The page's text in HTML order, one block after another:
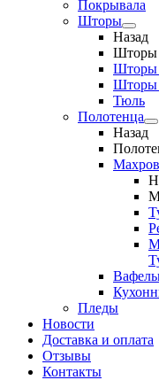
Покрывала
Шторы
Назад
Шторы
Шторы
Шторы
Тюль
Полотенца
Назад
Пледы
Новости
Доставка и оплата
Отзывы
Контакты